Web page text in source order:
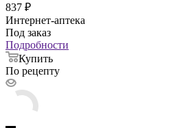
837 ₽
Интернет-аптека
Под заказ
Подробности
Купить
По рецепту